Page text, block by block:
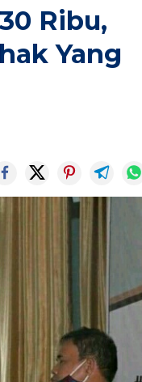
Ribu,
Yang